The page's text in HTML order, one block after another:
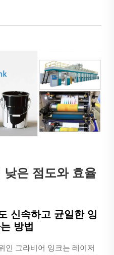
낮은 점도와 효율
신속하고 균일한 잉
방법
인 그라비어 잉크는 레이저